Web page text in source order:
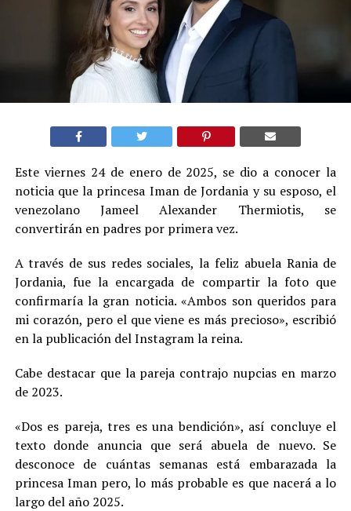
Este viernes 24 de enero de 2025, se dio a conocer la
noticia que la princesa Iman de Jordania y su esposo, el
venezolano Jameel Alexander Thermiotis, se
convertirán en padres por primera vez.
A través de sus redes sociales, la feliz abuela Rania de
Jordania, fue la encargada de compartir la foto que
confirmaría la gran noticia. «Ambos son queridos para
mi corazón, pero el que viene es más precioso», escribió
en la publicación del Instagram la reina.
Cabe destacar que la pareja contrajo nupcias en marzo
de 2023.
«Dos es pareja, tres es una bendición», así concluye el
texto donde anuncia que será abuela de nuevo. Se
desconoce de cuántas semanas está embarazada la
princesa Iman pero, lo más probable es que nacerá a lo
largo del año 2025.